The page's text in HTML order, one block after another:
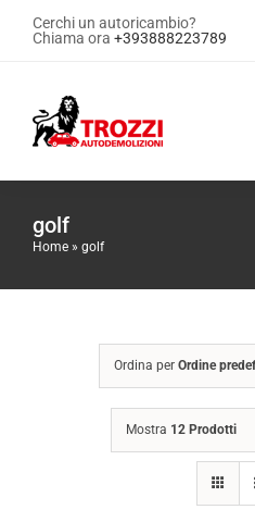
SaltaCerchi un autoricambio?
Chiama ora +393888223789
Contattaci
golf
Home » golf
Ordina per Ordine
Mostra 12 Prodotti